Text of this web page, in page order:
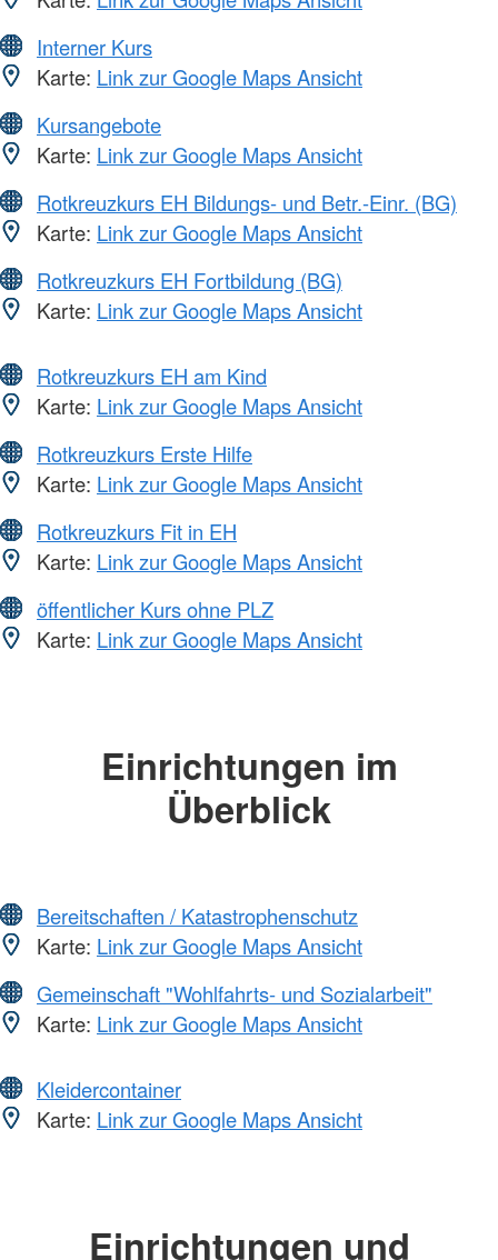
Interner Kurs
Karte: Link zur Google Maps Ansicht
Kursangebote
Karte: Link zur Google Maps Ansicht
Rotkreuzkurs EH Bildungs- und Betr.-Einr. (BG)
Karte: Link zur Google Maps Ansicht
Rotkreuzkurs EH Fortbildung (BG)
Karte: Link zur Google Maps Ansicht
Rotkreuzkurs EH am Kind
Karte: Link zur Google Maps Ansicht
Rotkreuzkurs Erste Hilfe
Karte: Link zur Google Maps Ansicht
Rotkreuzkurs Fit in EH
Karte: Link zur Google Maps Ansicht
öffentlicher Kurs ohne PLZ
Karte: Link zur Google Maps Ansicht
Einrichtungen im
Überblick
Bereitschaften / Katastrophenschutz
Karte: Link zur Google Maps Ansicht
Gemeinschaft "Wohlfahrts- und Sozialarbeit"
Karte: Link zur Google Maps Ansicht
Kleidercontainer
Karte: Link zur Google Maps Ansicht
Einrichtungen und